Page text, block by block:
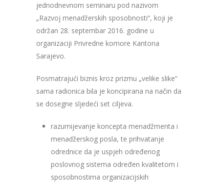
jednodnevnom seminaru pod nazivom
„Razvoj menadžerskih sposobnosti“, koji je
održan 28. septembar 2016. godine u
organizaciji Privredne komore Kantona
Sarajevo.
Posmatrajući biznis kroz prizmu „velike slike“
sama radionica bila je koncipirana na način da
se dosegne sljedeći set ciljeva.
razumijevanje koncepta menadžmenta i
menadžerskog posla, te prihvatanje
odrednice da je uspjeh određenog
poslovnog sistema određen kvalitetom i
sposobnostima organizacijskih